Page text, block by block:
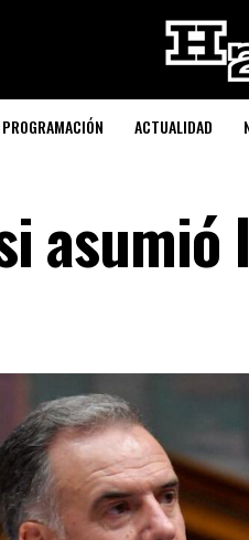
PROGRAMACIÓN ACTUALIDAD